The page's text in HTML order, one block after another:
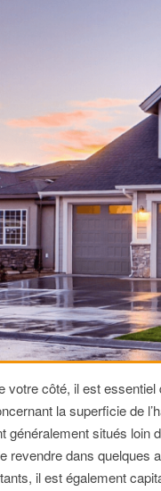
votre côté, il est
la superficie de
généralement situés loin
revendre dans
il est également